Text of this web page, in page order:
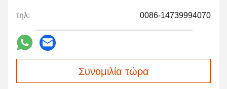
τηλ: 0086-14739994070
Συνομιλία τώρα